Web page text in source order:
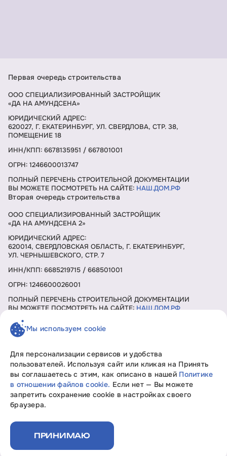
Первая очередь строительства
ООО СПЕЦИАЛИЗИРОВАННЫЙ ЗАСТРОЙЩИК
«ДА НА АМУНДСЕНА»
ЮРИДИЧЕСКИЙ АДРЕС:
620027, Г. ЕКАТЕРИНБУРГ, УЛ. СВЕРДЛОВА, СТР. 38,
ПОМЕЩЕНИЕ 18
ИНН/КПП: 6678135951 / 667801001
ОГРН: 1246600013747
ПОЛНЫЙ ПЕРЕЧЕНЬ СТРОИТЕЛЬНОЙ ДОКУМЕНТАЦИИ
ВЫ МОЖЕТЕ ПОСМОТРЕТЬ НА САЙТЕ: НАШ.ДОМ.РФ
Вторая очередь строительства
ООО СПЕЦИАЛИЗИРОВАННЫЙ ЗАСТРОЙЩИК
«ДА НА АМУНДСЕНА 2»
ЮРИДИЧЕСКИЙ АДРЕС:
620014, СВЕРДЛОВСКАЯ ОБЛАСТЬ, Г. ЕКАТЕРИНБУРГ,
УЛ. ЧЕРНЫШЕВСКОГО, СТР. 7
ИНН/КПП: 6685219715 / 668501001
ОГРН: 1246600026001
ПОЛНЫЙ ПЕРЕЧЕНЬ СТРОИТЕЛЬНОЙ ДОКУМЕНТАЦИИ
ВЫ МОЖЕТЕ ПОСМОТРЕТЬ НА САЙТЕ: НАШ.ДОМ.РФ
Девелопмент без границ «Свобода мысли»
Вся информация, представленная на данном сайте, носит
исключительно информационный характер, не является
офертой или публичной офертой согласно ст. 435, п. 2 ст.
Документы на строительство
Мы используем cookie
Для персонализации сервисов и удобства
пользователей. Используя сайт или кликая на Принять
вы соглашаетесь с этим, как описано в нашей Политике
в отношении файлов cookie. Если нет — Вы можете
запретить сохранение cookie в настройках своего
браузера.
ПРИНИМАЮ